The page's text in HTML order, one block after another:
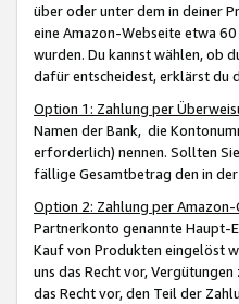
über oder unter dem in deiner
eine Amazon-Webseite etwa
wurden. Du kannst wählen, ob
dafür entscheidest, erklärst du
Option 1: Zahlung per
Namen der Bank, die
erforderlich) nennen. Sollten
fällige Gesamtbetrag den in der
Option 2: Zahlung per Amazon-
Partnerkonto genannte Haupt-
Kauf von Produkten eingelöst
uns das Recht vor,
das Recht vor, den Teil der